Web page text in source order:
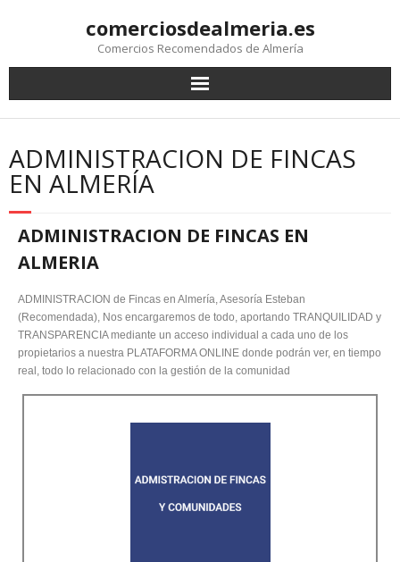
comerciosdealmeria.es
Comercios Recomendados de Almería
ADMINISTRACION DE FINCAS
EN ALMERÍA
ADMINISTRACION DE FINCAS EN
ALMERIA
ADMINISTRACION de Fincas en Almería, Asesoría Esteban
(Recomendada), Nos encargaremos de todo, aportando TRANQUILIDAD y
TRANSPARENCIA mediante un acceso individual a cada uno de los
propietarios a nuestra PLATAFORMA ONLINE donde podrán ver, en tiempo
real, todo lo relacionado con la gestión de la comunidad